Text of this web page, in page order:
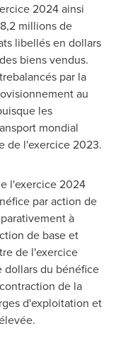
2024 ainsi
millions de
libellés en dollars
biens vendus.
par la
au
les
mondial
de l'exercice 2023.
l'exercice 2024
par action de
à
de base et
de l'exercice
dollars du bénéfice
de la
d'exploitation et